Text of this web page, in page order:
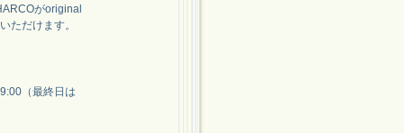
がoriginal
ただけます。
（最終日は